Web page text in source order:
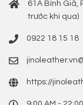
61A Bình Giã,
trước khi qua)
0922 18 15 18
https://